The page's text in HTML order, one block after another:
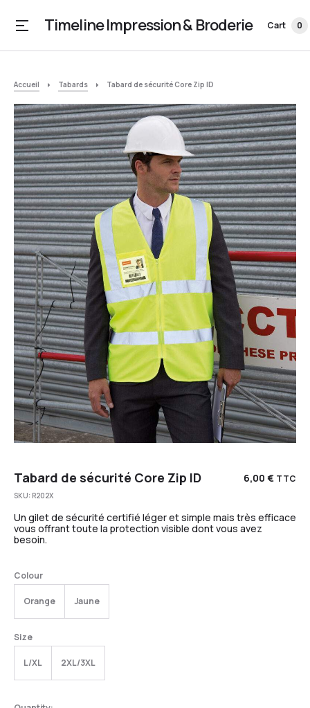
Timeline Impression & Broderie Cart 0
Accueil Tabards Tabard de sécurité Core Zip ID
Tabard de sécurité Core Zip ID 6,00 € TTC
SKU: R202X
Un gilet de sécurité certifié léger et simple mais très efficace
vous offrant toute la protection visible dont vous avez
besoin.
Colour
Orange Jaune
Size
L/XL 2XL/3XL